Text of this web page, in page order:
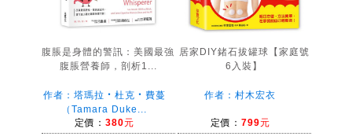
腹脹是身體的警訊：美國最強
腹脹營養師，剖析1...
作者：塔瑪拉‧杜克‧費蔓
（Tamara Duke...
定價： 380元
居家DIY鍺石拔罐球【家庭號
6入裝】
作者：村木宏衣
定價： 799元